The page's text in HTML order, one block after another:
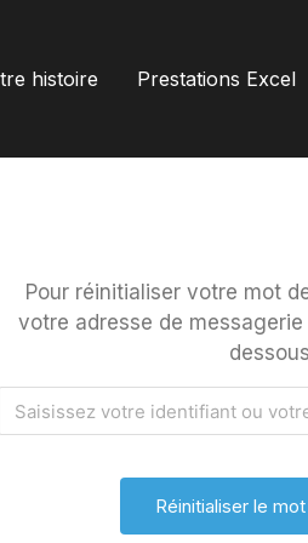
histoire Prestations Excel
Pour réinitialiser votre mot
votre adresse de